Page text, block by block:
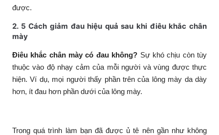
được.
2. 5 Cách giảm đau hiệu quả sau khi điêu khắc chân
mày
Điêu khắc chân mày có đau không? Sự khó chịu còn tùy
thuộc vào độ nhạy cảm của mỗi người và vùng được thực
hiện. Ví dụ, mọi người thấy phần trên của lông mày da dày
hơn, ít đau hơn phần dưới của lông mày.
Trong quá trình làm bạn đã được ủ tê nên gần như không